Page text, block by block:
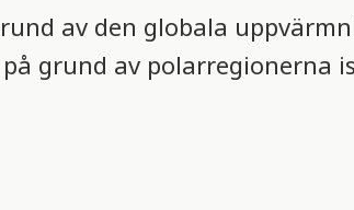
av den globala
grund av polarregionerna